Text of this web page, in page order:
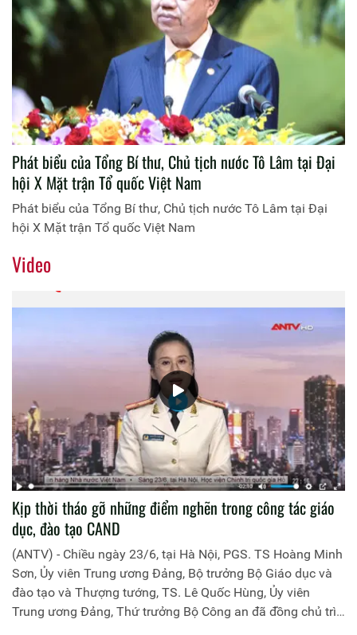
Phát biểu của Tổng Bí thư, Chủ tịch nước Tô Lâm tại Đại
hội X Mặt trận Tổ quốc Việt Nam
Phát biểu của Tổng Bí thư, Chủ tịch nước Tô Lâm tại Đại
hội X Mặt trận Tổ quốc Việt Nam
Video
Kịp thời tháo gỡ những điểm nghẽn trong công tác giáo
dục, đào tạo CAND
(ANTV) - Chiều ngày 23/6, tại Hà Nội, PGS. TS Hoàng Minh
Sơn, Ủy viên Trung ương Đảng, Bộ trưởng Bộ Giáo dục và
đào tạo và Thượng tướng, TS. Lê Quốc Hùng, Ủy viên
Trung ương Đảng, Thứ trưởng Bộ Công an đã đồng chủ trì